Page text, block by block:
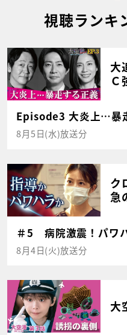
視聴ランキ
大
Ｃ
Episode3 大炎上…暴
8月5日(水)放送分
ク
急
＃5 病院激震！パワ
8月4日(火)放送分
大